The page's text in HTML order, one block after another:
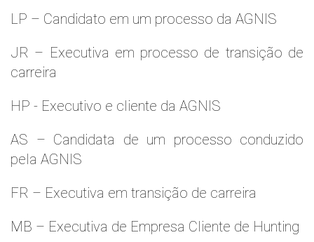
LP – Candidato em um processo da AGNIS
JR – Executiva em processo de transição de
carreira
HP - Executivo e cliente da AGNIS
AS – Candidata de um processo conduzido
pela AGNIS
FR – Executiva em transição de carreira
MB – Executiva de Empresa Cliente de Hunting